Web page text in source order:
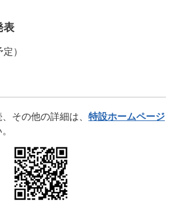
表
）
その他の詳細は、 特設ホームページ